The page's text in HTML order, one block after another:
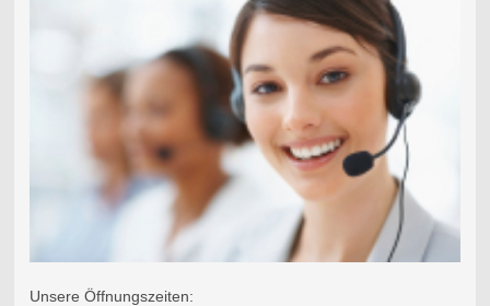
Unsere Öffnungszeiten: